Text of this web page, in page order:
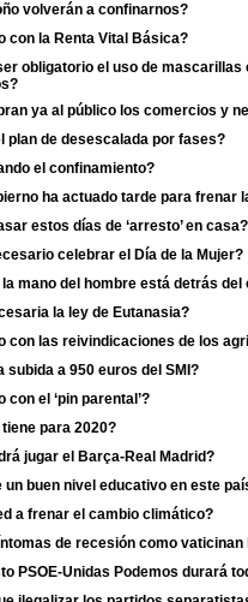
volverán a confinarnos?
con la Renta Vital Básica?
obligatorio el uso de
ya al público los comercios y
plan de desescalada por fases?
el confinamiento?
ha actuado tarde para frenar
estos días de ‘arresto’ en casa?
celebrar el Día de la Mujer?
mano del hombre está detrás
la ley de Eutanasia?
con las reivindicaciones de los
subida a 950 euros del SMI?
con el ‘pin parental’?
para 2020?
jugar el Barça-Real Madrid?
un buen nivel educativo en este
a frenar el cambio climático?
de recesión como
PSOE-Unidas Podemos durará